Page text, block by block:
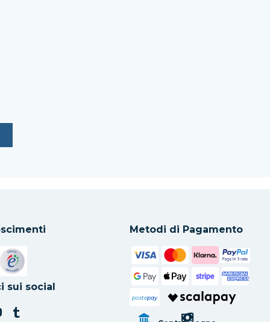
una nuova scheda
apre in una nuova scheda
sui social
Metodi di Pagamento
postepay